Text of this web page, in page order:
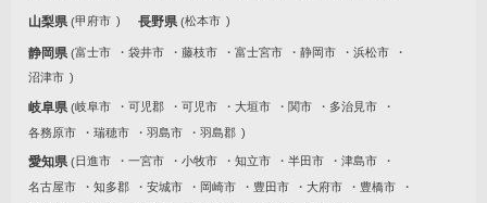
山梨県 甲府市 長野県 松本市
静岡県 富士市 袋井市 藤枝市 富士宮市 静岡市
浜松市
沼津市
岐阜県 岐阜市 可児郡 可児市 大垣市 関市
多治見市
各務原市
瑞穂市 羽島市 羽島郡
愛知県 日進市 一宮市 小牧市 知立市 半田市
津島市
名古屋市
知多郡 安城市 岡崎市 豊田市 大府市
豊橋市